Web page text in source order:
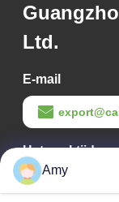
Ltd.
E-mail
Het werktijd
09:00-18:00
Amy